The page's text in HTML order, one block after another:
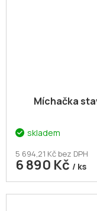
Míchačka
skladem
5 694,21 Kč bez DPH
6 890 Kč / ks